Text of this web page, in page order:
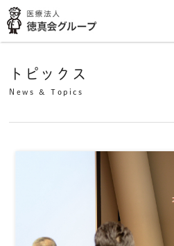
トピックス
News & Topics